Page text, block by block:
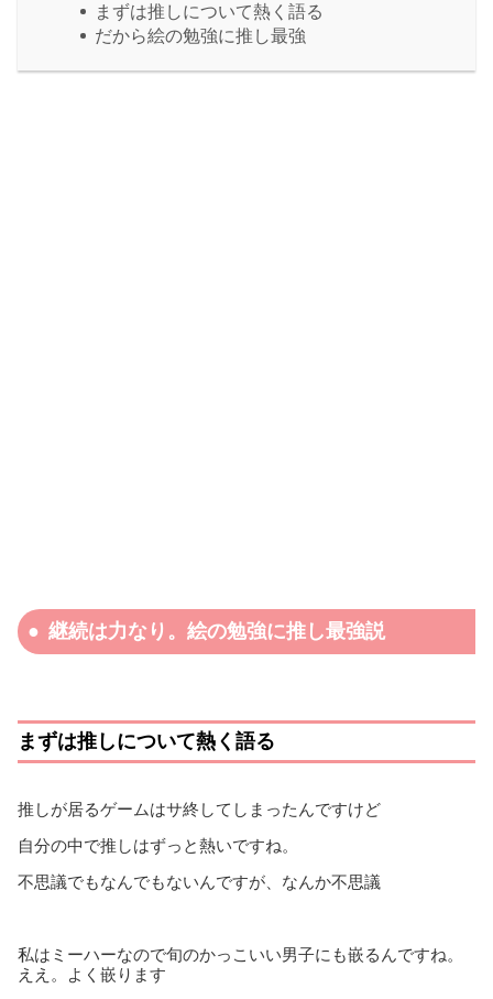
まずは推しについて熱く語る
だから絵の勉強に推し最強
継続は力なり。絵の勉強に推し最強説
まずは推しについて熱く語る
推しが居るゲームはサ終してしまったんですけど
自分の中で推しはずっと熱いですね。
不思議でもなんでもないんですが、なんか不思議
私はミーハーなので旬のかっこいい男子にも嵌るんですね。
ええ。よく嵌ります